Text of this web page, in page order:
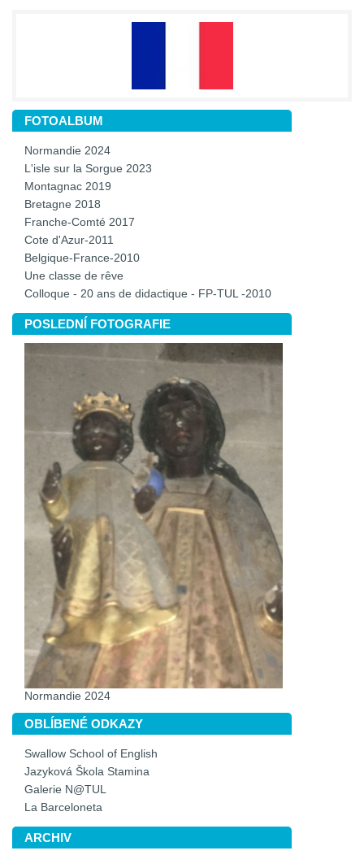
FOTOALBUM
Normandie 2024
L'isle sur la Sorgue 2023
Montagnac 2019
Bretagne 2018
Franche-Comté 2017
Cote d'Azur-2011
Belgique-France-2010
Une classe de rêve
Colloque - 20 ans de didactique - FP-TUL -2010
POSLEDNÍ FOTOGRAFIE
Normandie 2024
OBLÍBENÉ ODKAZY
Swallow School of English
Jazyková Škola Stamina
Galerie N@TUL
La Barceloneta
ARCHIV